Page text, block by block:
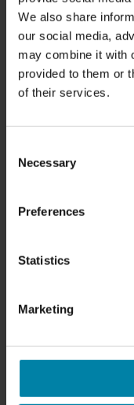
We also share
our social media,
may combine it with
provided to them or
of their services.
Selection
Necessary
Preferences
Statistics
Marketing
såsom at forbedre
gensalgsværdi. Ved
fx, så sørger vi
holder så længe som
det en god ide at få
Skaden kan nemt
til at hænge i med dit